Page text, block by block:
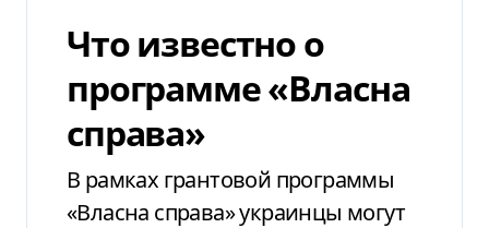
Что известно о
программе «Власна
справа»
В рамках грантовой программы
«Власна справа» украинцы могут